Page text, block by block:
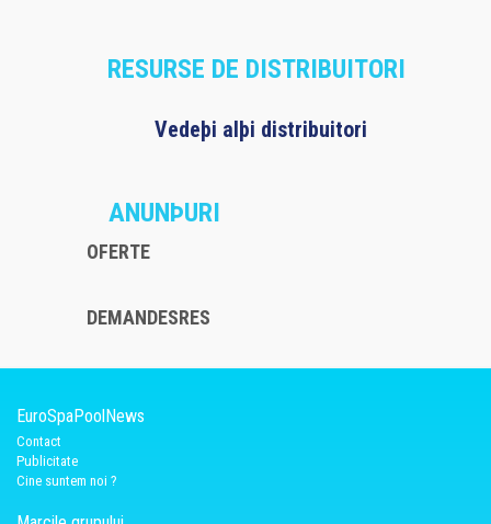
RESURSE DE DISTRIBUITORI
Vedeþi alþi distribuitori
ANUNÞURI
OFERTE
DEMANDESRES
EuroSpaPoolNews
Contact
Publicitate
Cine suntem noi ?